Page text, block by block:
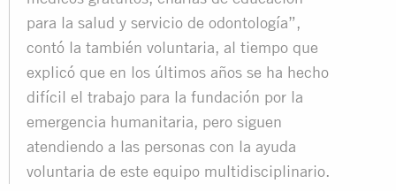
para la salud y servicio de odontología”,
contó la también voluntaria, al tiempo que
explicó que en los últimos años se ha hecho
difícil el trabajo para la fundación por la
emergencia humanitaria, pero siguen
atendiendo a las personas con la ayuda
voluntaria de este equipo multidisciplinario.